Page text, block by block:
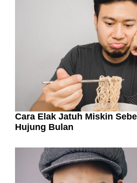
Cara Elak Jatuh Miskin
Hujung Bulan